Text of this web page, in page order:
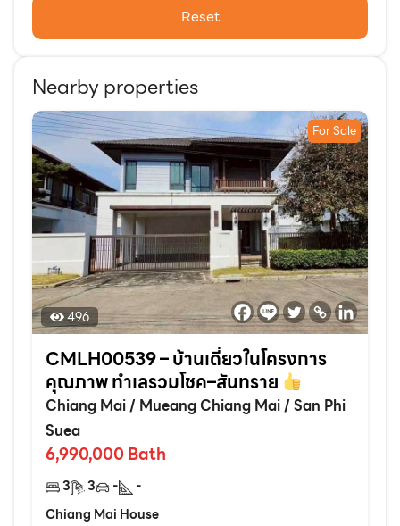
Reset
Nearby properties
For Sale
496
CMLH00539 – บ้านเดี่ยวในโครงการ
คุณภาพ ทำเลรวมโชค–สันทราย
Chiang Mai/ Mueang Chiang Mai/San Phi
Suea
6,990,000 Bath
3 3 -
-
Chiang Mai House